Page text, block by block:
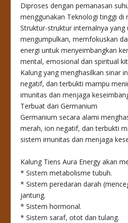
Diproses dengan pemanasan
menggunakan Teknologi tinggi di
Struktur-struktur internalnya yang
mengumpulkan, memfokuskan
energi untuk menyeimbangkan
mental, emosional dan spiritual
Kalung yang menghasilkan sinar
negatif, dan terbukti mampu
imunitas dan menjaga
Terbuat dari Germanium
Germanium secara alami
merah, ion negatif, dan terbukti
sistem imunitas dan menjaga
Kalung Tiens Aura Energy akan
* Sistem metabolisme tubuh.
* Sistem peredaran darah
jantung.
* Sistem hormonal.
* Sistem saraf, otot dan tulang.